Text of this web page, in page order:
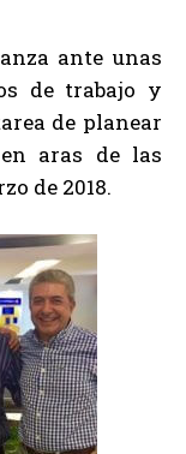
ante unas
de trabajo y
de planear
aras de las
de 2018.